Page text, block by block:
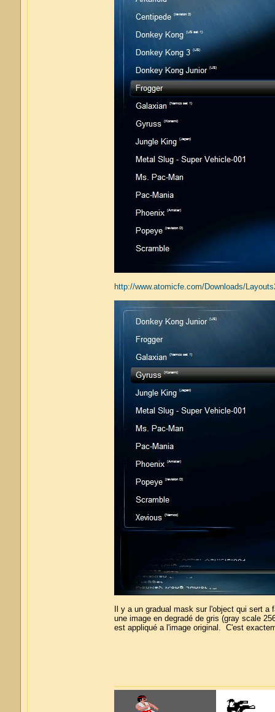
http://www.atomicfe.com/Downloads/
Il y a un gradual mask sur l'object qui sert
une image en degradé de gris (gray scale
est appliqué a l'image original. C'est